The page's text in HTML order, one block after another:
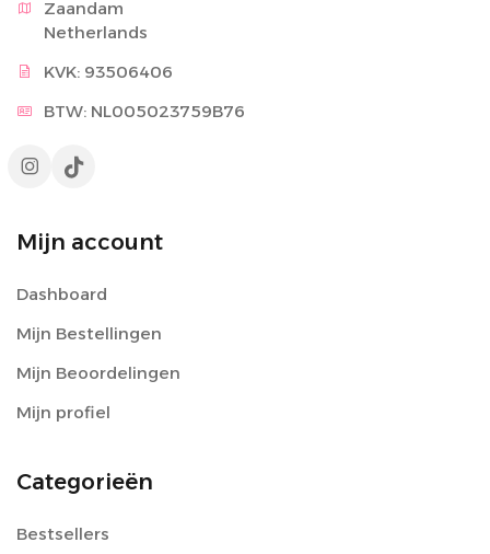
Zaandam
Netherlands
KVK: 93506406
BTW: NL005023759B76
Mijn account
Dashboard
Mijn Bestellingen
Mijn Beoordelingen
Mijn profiel
Categorieën
Bestsellers